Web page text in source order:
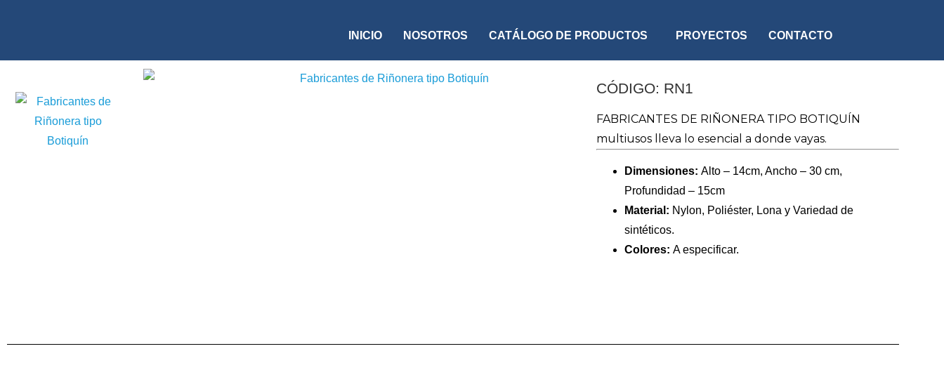
INICIO NOSOTROS CATÁLOGO DE PRODUCTOS PROYECTOS CONTACTO
CÓDIGO: RN1
FABRICANTES DE RIÑONERA TIPO BOTIQUÍN
multiusos lleva lo esencial a donde vayas.
Dimensiones: Alto – 14cm, Ancho – 30 cm,
Profundidad – 15cm
Material: Nylon, Poliéster, Lona y Variedad de
sintéticos.
Colores: A especificar.